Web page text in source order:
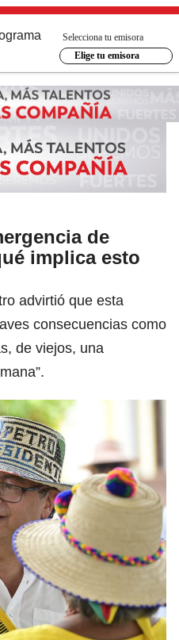
Selecciona tu emisora
Elige tu emisora
de
implica esto
advirtió que esta
consecuencias como
de viejos, una